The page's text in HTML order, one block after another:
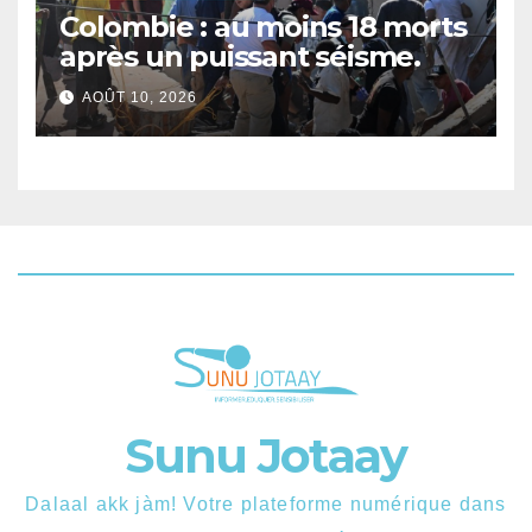
Colombie : au moins 18 morts
après un puissant séisme.
AOÛT 10, 2026
Sunu Jotaay
Dalaal akk jàm! Votre plateforme numérique dans